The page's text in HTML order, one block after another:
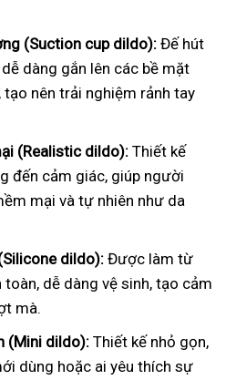
(Suction cup dildo):Đế hút
dàng gắn lên các bề mặt
nên trải nghiệm rảnh tay
(Realistic dildo): Thiết kế
đến cảm giác, giúp người
mại và tự nhiên như da
dildo): Được làm từ
dễ dàng vệ sinh, tạo cảm
mà.
(Mini dildo): Thiết kế nhỏ gọn,
dùng hoặc ai yêu thích sự